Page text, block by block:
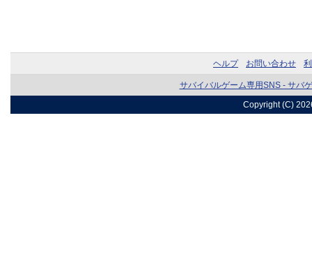
ヘルプ お問い合わせ
サバイバルゲーム専用SNS - サバ
Copyright (C)